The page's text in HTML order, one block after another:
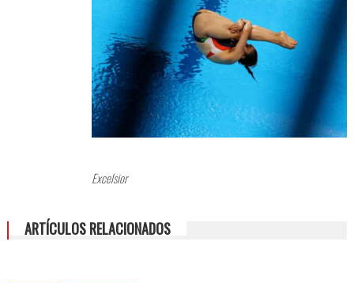
Excelsior
ARTÍCULOS RELACIONADOS